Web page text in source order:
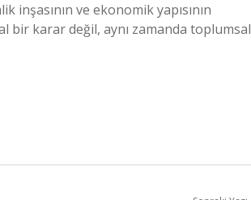
ve ekonomik yapısının
bir karar değil, aynı zamanda toplumsal